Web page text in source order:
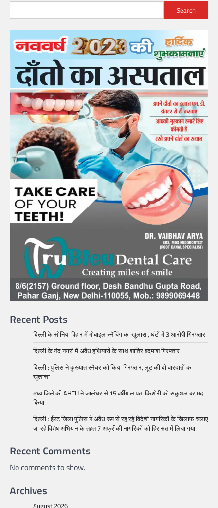
Search
Recent Posts
दिल्ली के सोनिया विहार में मोबाइल स्नैचिंग का खुलासा, घंटों में 3 आरोपी गिरफ्तार
दिल्ली के नंद नगरी में अवैध हथियारों के साथ शातिर बदमाश गिरफ्तार
दिल्ली : पुलिस ने कुख्यात स्नैचर को किया गिरफ्तार, लूट की दो वारदातों का
खुलासा
मध्य जिले की AHTU ने जालंधर से 15 वर्षीय लापता किशोरी को सकुशल बरामद
किया
दिल्ली : ईस्ट जिला पुलिस ने अवैध रूप से रह रहे विदेशी नागरिकों के खिलाफ चलाए
जा रहे विशेष अभियान के तहत 7 अफ्रीकी नागरिकों को हिरासत में लिया गया
Recent Comments
No comments to show.
Archives
August 2026